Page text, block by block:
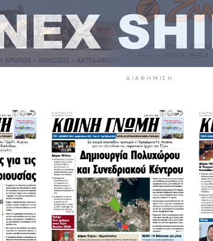
ΔΙΑΦΉΜΙΣΗ